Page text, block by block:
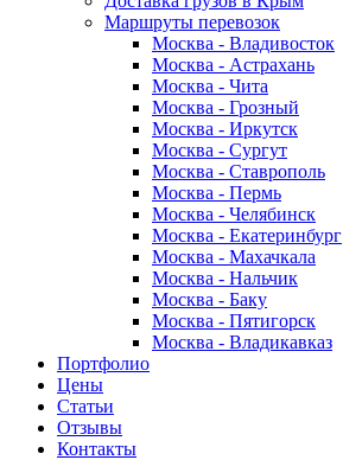
Маршруты перевозок
Москва - Владивосток
Москва - Астрахань
Москва - Чита
Москва - Грозный
Москва - Иркутск
Москва - Сургут
Москва - Ставрополь
Москва - Пермь
Москва - Челябинск
Москва - Екатеринбург
Москва - Махачкала
Москва - Нальчик
Москва - Баку
Москва - Пятигорск
Москва - Владикавказ
Портфолио
Цены
Статьи
Отзывы
Контакты